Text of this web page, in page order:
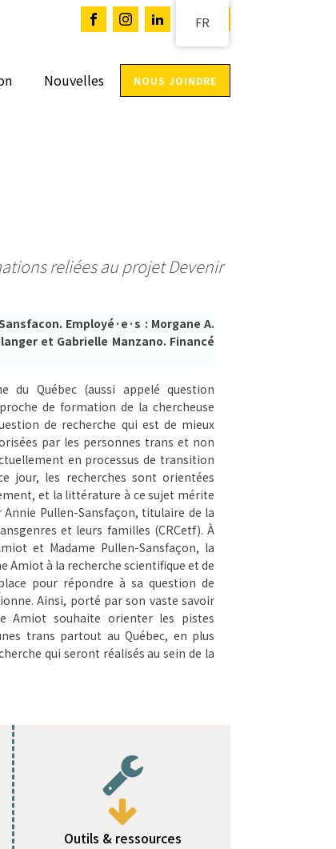
Nouvelles NOUS JOINDRE
reliées au projet Devenir
Employé·e·s : Morgane A.
et Gabrielle Manzano. Financé
du Québec (aussi appelé question
de formation de la chercheuse
de recherche qui est de mieux
par les personnes trans et non
en processus de transition
jour, les recherches sont orientées
et la littérature à ce sujet mérite
Pullen-Sansfaçon, titulaire de la
et leurs familles (CRCetf). À
et Madame Pullen-Sansfaçon, la
Amiot à la recherche scientifique et de
pour répondre à sa question de
Ainsi, porté par son vaste savoir
Amiot souhaite orienter les pistes
trans partout au Québec, en plus
qui seront réalisés au sein de la
Outils & ressources
FR